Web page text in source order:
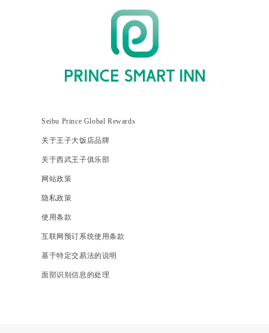
Seibu Prince Global Rewards
关于王子大饭店品牌
关于西武王子俱乐部
网站政策
隐私政策
使用条款
互联网预订系统使用条款
基于特定交易法的说明
面部识别信息的处理